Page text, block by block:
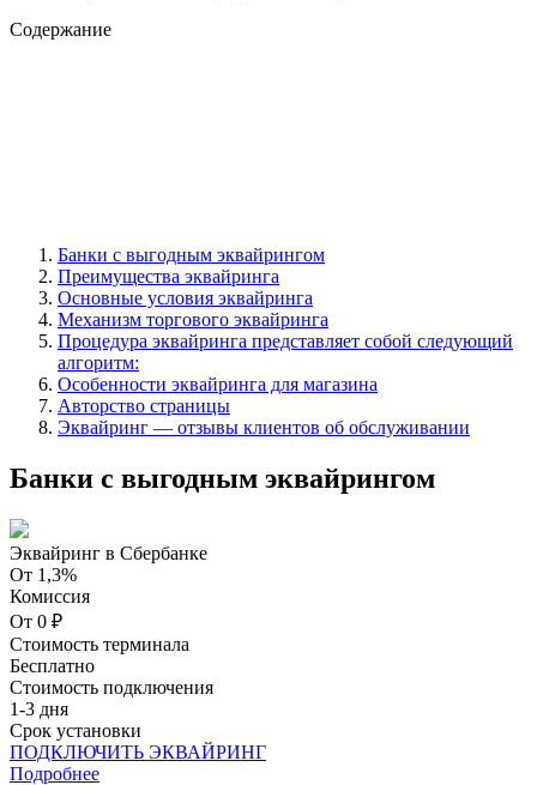
Содержание
Банки с выгодным эквайрингом
Преимущества эквайринга
Основные условия эквайринга
Механизм торгового эквайринга
Процедура эквайринга представляет собой следующий
алгоритм:
Особенности эквайринга для магазина
Авторство страницы
Эквайринг — отзывы клиентов об обслуживании
Банки с выгодным эквайрингом
Эквайринг в Сбербанке
От 1,3%
Комиссия
От 0 ₽
Стоимость терминала
Бесплатно
Стоимость подключения
1-3 дня
Срок установки
ПОДКЛЮЧИТЬ ЭКВАЙРИНГ
Подробнее